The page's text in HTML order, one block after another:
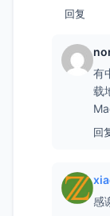
回复
有
载
回
感